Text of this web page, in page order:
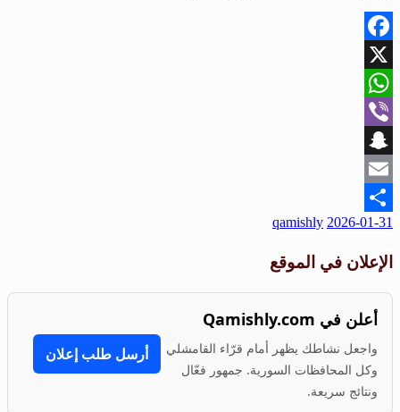
Facebook
X
WhatsApp
Viber
Snapchat
Email
Share
نُشر
2026-01-31
qamishly
الإعلان في الموقع
أعلن في Qamishly.com
واجعل نشاطك يظهر أمام قرّاء القامشلي
وكل المحافظات السورية. جمهور فعّال
ونتائج سريعة.
أرسل طلب إعلان